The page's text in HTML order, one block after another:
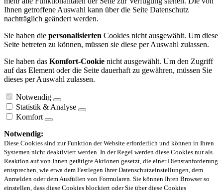
Ihnen getroffene Auswahl kann über die Seite Datenschutz
nachträglich geändert werden.
Sie haben die personalisierten Cookies nicht ausgewählt. Um diese
Seite betreten zu können, müssen sie diese per Auswahl zulassen.
Sie haben das Komfort-Cookie nicht ausgewählt. Um den Zugriff
auf das Element oder die Seite dauerhaft zu gewähren, müssen Sie
dieses per Auswahl zulassen.
Notwendig
Statistik & Analyse
Komfort
Notwendig:
Diese Cookies sind zur Funktion der Website erforderlich und können in Ihren
Systemen nicht deaktiviert werden. In der Regel werden diese Cookies nur als
Reaktion auf von Ihnen getätigte Aktionen gesetzt, die einer Dienstanforderung
entsprechen, wie etwa dem Festlegen Ihrer Datenschutzeinstellungen, dem
Anmelden oder dem Ausfüllen von Formularen. Sie können Ihren Browser so
einstellen, dass diese Cookies blockiert oder Sie über diese Cookies